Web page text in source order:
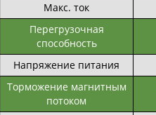
Макс. ток
Перегрузочная
способность
Напряжение питания
Торможение магнитным
потоком